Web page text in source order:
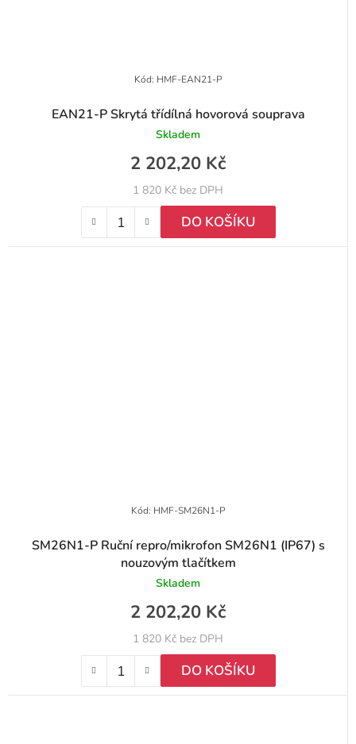
EAN21-P Skrytá třídílná hovorová souprava
Skladem
1 820 Kč bez DPH
2 202,20 Kč
DO KOŠÍKU
Kód: HMF-EAN21-P
SM26N1-P Ruční repro/mikrofon SM26N1 (IP67) s
nouzovým tlačítkem
Skladem
1 820 Kč bez DPH
2 202,20 Kč
DO KOŠÍKU
Kód: HMF-SM26N1-P